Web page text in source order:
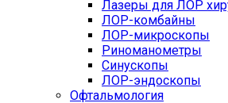
Лазеры для ЛОР
ЛОР-комбайны
ЛОР-микроскопы
Риноманометры
Синускопы
ЛОР-эндоскопы
Офтальмология